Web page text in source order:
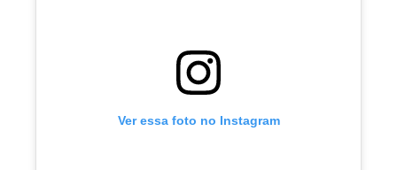
Ver essa foto no Instagram